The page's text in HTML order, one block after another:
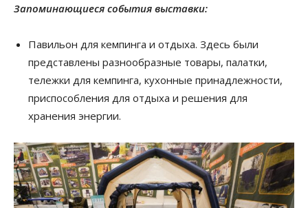
Запоминающиеся события выставки:
Павильон для кемпинга и отдыха. Здесь были
представлены разнообразные товары, палатки,
тележки для кемпинга, кухонные принадлежности,
приспособления для отдыха и решения для
хранения энергии.